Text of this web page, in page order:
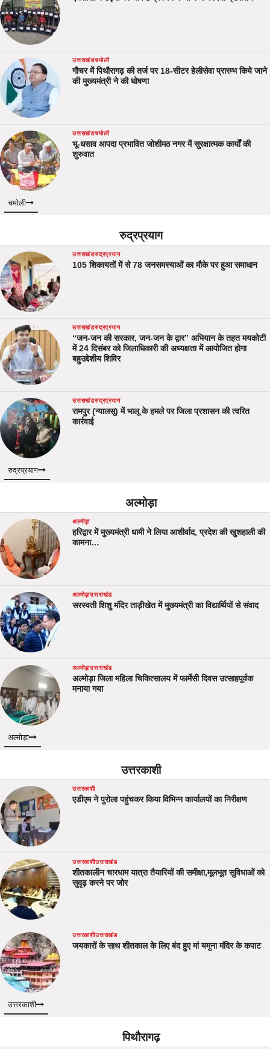
उत्तराखंडचमोली
गौचर में पिथौरागढ़ की तर्ज पर 18-सीटर हेलीसेवा प्रारम्भ किये जाने
की मुख्यमंत्री ने की घोषणा
उत्तराखंडचमोली
भू-धसाव आपदा प्रभावित जोशीमठ नगर में सुरक्षात्मक कार्यों की
शुरुवात
चमोली
रुद्रप्रयाग
उत्तराखंडरुद्रप्रयाग
105 शिकायतों में से 78 जनसमस्याओं का मौके पर हुआ समाधान
उत्तराखंडरुद्रप्रयाग
“जन-जन की सरकार, जन-जन के द्वार” अभियान के तहत मयकोटी
में 24 दिसंबर को जिलाधिकारी की अध्यक्षता में आयोजित होगा
बहुउद्देशीय शिविर
उत्तराखंडरुद्रप्रयाग
रामपुर (न्यालसू) में भालू के हमले पर जिला प्रशासन की त्वरित
कार्रवाई
रुद्रप्रयाग
अल्मोड़ा
अल्मोड़ा
हरिद्वार में मुख्यमंत्री धामी ने लिया आशीर्वाद, प्रदेश की खुशहाली की
कामना…
अल्मोड़ाउत्तराखंड
सरस्वती शिशु मंदिर ताड़ीखेत में मुख्यमंत्री का विद्यार्थियों से संवाद
अल्मोड़ाउत्तराखंड
अल्मोड़ा जिला महिला चिकित्सालय में फार्मेसी दिवस उत्साहपूर्वक
मनाया गया
अल्मोड़ा
उत्तरकाशी
उत्तरकाशी
एडीएम ने पुरोला पहुंचकर किया विभिन्न कार्यालयों का निरीक्षण
उत्तरकाशीउत्तराखंड
शीतकालीन चारधाम यात्रा तैयारियों की समीक्षा,मूलभूत सुविधाओं को
सुदृढ़ करने पर जोर
उत्तरकाशीउत्तराखंड
जयकारों के साथ शीतकाल के लिए बंद हुए मां यमुना मंदिर के कपाट
उत्तरकाशी
पिथौरागढ़